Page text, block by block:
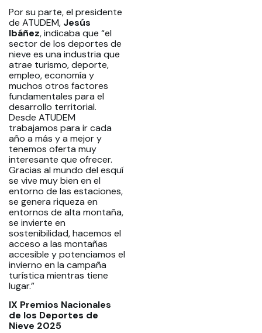
Por su parte, el presidente
de ATUDEM, Jesús
Ibáñez, indicaba que “el
sector de los deportes de
nieve es una industria que
atrae turismo, deporte,
empleo, economía y
muchos otros factores
fundamentales para el
desarrollo territorial.
Desde ATUDEM
trabajamos para ir cada
año a más y a mejor y
tenemos oferta muy
interesante que ofrecer.
Gracias al mundo del esquí
se vive muy bien en el
entorno de las estaciones,
se genera riqueza en
entornos de alta montaña,
se invierte en
sostenibilidad, hacemos el
acceso a las montañas
accesible y potenciamos el
invierno en la campaña
turística mientras tiene
lugar.”
IX Premios Nacionales
de los Deportes de
Nieve 2025